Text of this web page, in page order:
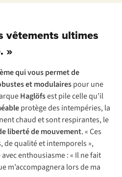
vêtements ultimes
»
qui vous permet de
et modulairespour une
Haglöfsest pile celle qu’il
protège des intempéries, la
chaud et sont respirantes, le
liberté de mouvement. « Ces
de qualité et intemporels »,
enthousiasme : « Il ne fait
m’accompagnera lors de ma